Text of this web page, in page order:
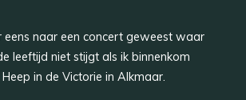
eens naar een concert geweest waar
leeftijd niet stijgt als ik binnenkom
in de Victorie in Alkmaar.